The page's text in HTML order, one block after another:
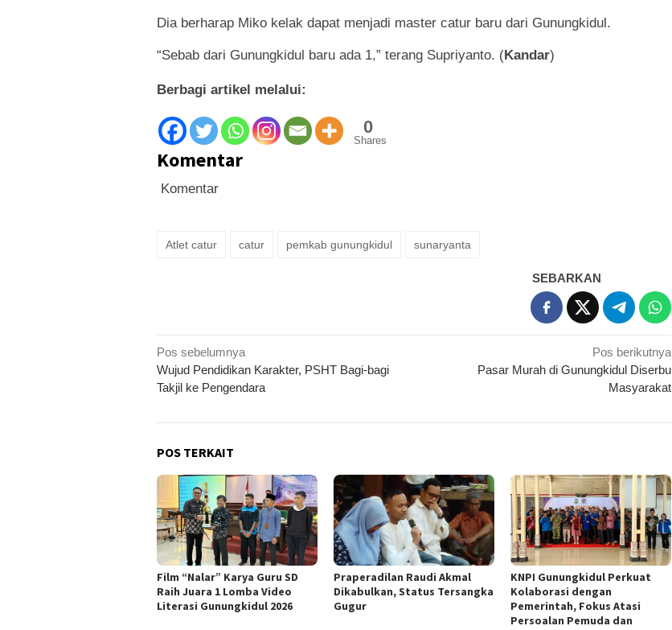
Dia berharap Miko kelak dapat menjadi master catur baru dari Gunungkidul.
“Sebab dari Gunungkidul baru ada 1,” terang Supriyanto. (Kandar)
Berbagi artikel melalui:
0
Shares
Komentar
Komentar
Atlet catur catur pemkab gunungkidul sunaryanta
SEBARKAN
Navigasi
pos
Pos sebelumnya
Wujud Pendidikan Karakter, PSHT Bagi-bagi
Takjil ke Pengendara
Pos berikutnya
Pasar Murah di Gunungkidul Diserbu
Masyarakat
POS TERKAIT
Film “Nalar” Karya Guru SD
Raih Juara 1 Lomba Video
Literasi Gunungkidul 2026
Praperadilan Raudi Akmal
Dikabulkan, Status Tersangka
Gugur
KNPI Gunungkidul Perkuat
Kolaborasi dengan
Pemerintah, Fokus Atasi
Persoalan Pemuda dan